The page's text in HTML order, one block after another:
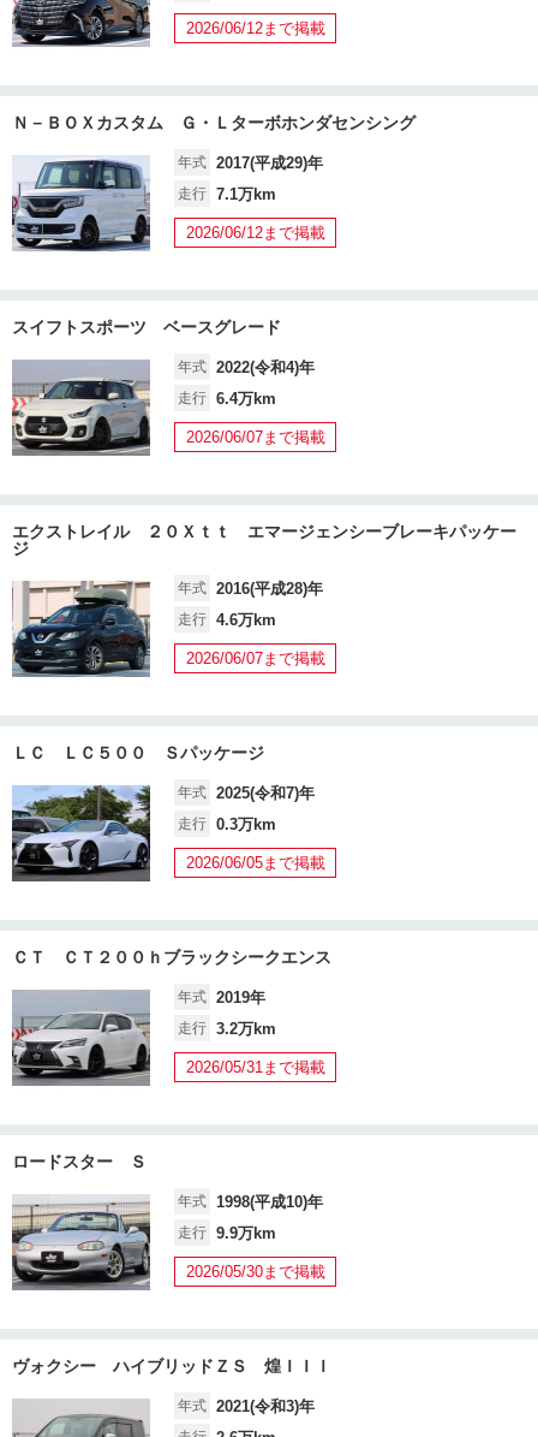
2026/06/12まで掲載
Ｎ－ＢＯＸカスタム Ｇ・Ｌターボホンダセンシング
年式 2017(平成29)年
走行 7.1万km
2026/06/12まで掲載
スイフトスポーツ ベースグレード
年式 2022(令和4)年
走行 6.4万km
2026/06/07まで掲載
エクストレイル ２０Ｘｔｔ エマージェンシーブレーキパッケー
ジ
年式 2016(平成28)年
走行 4.6万km
2026/06/07まで掲載
ＬＣ ＬＣ５００ Ｓパッケージ
年式 2025(令和7)年
走行 0.3万km
2026/06/05まで掲載
ＣＴ ＣＴ２００ｈブラックシークエンス
年式 2019年
走行 3.2万km
2026/05/31まで掲載
ロードスター Ｓ
年式 1998(平成10)年
走行 9.9万km
2026/05/30まで掲載
ヴォクシー ハイブリッドＺＳ 煌ＩＩＩ
年式 2021(令和3)年